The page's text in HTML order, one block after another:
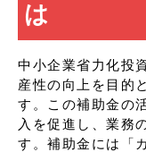
は
中小企業省力化投
産性の向上を目的
す。この補助金の
入を促進し、業務
す。補助金には「